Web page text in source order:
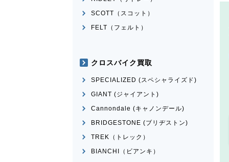
SCOTT（スコット）
FELT（フェルト）
クロスバイク買取
SPECIALIZED (スペシャライズド)
GIANT (ジャイアント)
Cannondale (キャノンデール)
BRIDGESTONE (ブリヂストン)
TREK（トレック）
BIANCHI（ビアンキ）